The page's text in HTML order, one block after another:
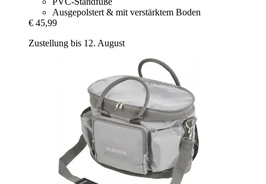
Ausgepolstert & mit verstärktem Boden
€ 45,99
Zustellung bis 12. August